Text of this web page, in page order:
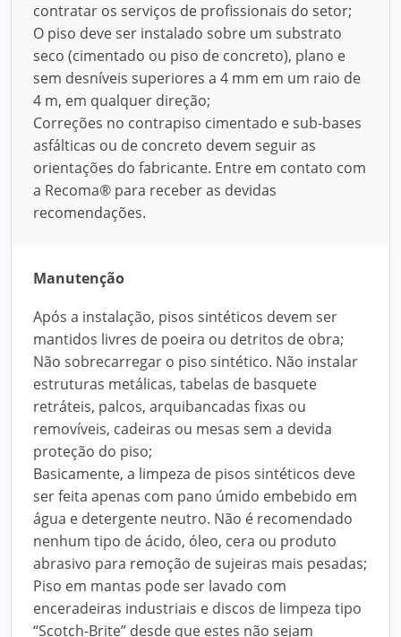
contratar os serviços de profissionais do setor;
O piso deve ser instalado sobre um substrato
seco (cimentado ou piso de concreto), plano e
sem desníveis superiores a 4 mm em um raio de
4 m, em qualquer direção;
Correções no contrapiso cimentado e sub-bases
asfálticas ou de concreto devem seguir as
orientações do fabricante. Entre em contato com
a Recoma® para receber as devidas
recomendações.
Manutenção
Após a instalação, pisos sintéticos devem ser
mantidos livres de poeira ou detritos de obra;
Não sobrecarregar o piso sintético. Não instalar
estruturas metálicas, tabelas de basquete
retráteis, palcos, arquibancadas fixas ou
removíveis, cadeiras ou mesas sem a devida
proteção do piso;
Basicamente, a limpeza de pisos sintéticos deve
ser feita apenas com pano úmido embebido em
água e detergente neutro. Não é recomendado
nenhum tipo de ácido, óleo, cera ou produto
abrasivo para remoção de sujeiras mais pesadas;
Piso em mantas pode ser lavado com
enceradeiras industriais e discos de limpeza tipo
“Scotch-Brite” desde que estes não sejam